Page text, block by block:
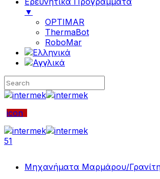
▼
OPTIMAR
ThermaBot
RoboMar
icon
51
Μηχανήματα Μαρμάρου/